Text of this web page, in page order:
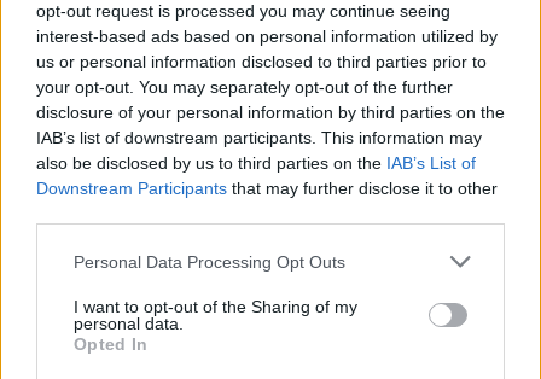
opt-out request is processed you may continue seeing
interest-based ads based on personal information utilized by
us or personal information disclosed to third parties prior to
your opt-out. You may separately opt-out of the further
disclosure of your personal information by third parties on the
IAB’s list of downstream participants. This information may
also be disclosed by us to third parties on the IAB’s List of
Downstream Participants that may further disclose it to other
Personal Data Processing Opt Outs
I want to opt-out of the Sharing of my
personal data.
Opted In
Roaming nell’UE = zone A e B. Roaming in 220 paesi del mondo =
zone A,B,D,E. Le chiamate in roaming sono valide per le chiamate
in entrata, le chiamate verso la Svizzera e le chiamate verso i
paesi delle zone A e B (Plus Europe) o A, B, D ed E (Plus World).
Lo stesso principio si applica agli SMS e gli MMS.
Plus Start:all’esaurimento dei 30 minuti inclusi: 0.49/min. SMS e
MMS verso altre reti svizzere: 0.12/SMS e 0.99/MMS.
CONDIVIDI QUESTO ARTICOLO:
E-mail LinkedIn Facebook
X